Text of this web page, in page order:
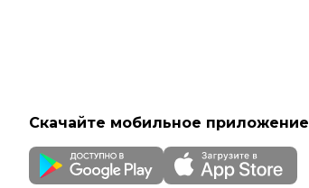
Скачайте мобильное приложение